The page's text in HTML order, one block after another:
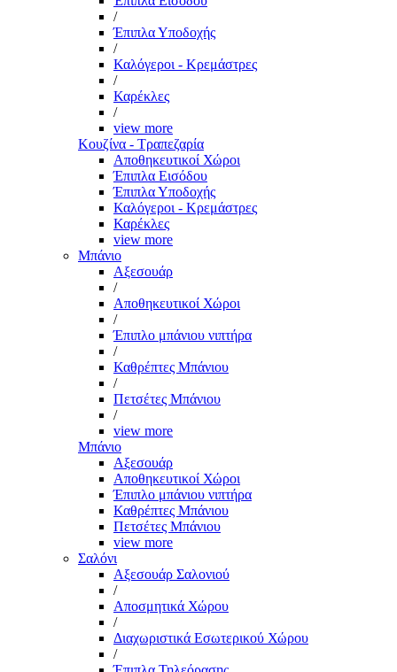
/
Έπιπλα Υποδοχής
/
Καλόγεροι - Κρεμάστρες
/
Καρέκλες
/
view more
Κουζίνα - Τραπεζαρία
Αποθηκευτικοί Χώροι
Έπιπλα Εισόδου
Έπιπλα Υποδοχής
Καλόγεροι - Κρεμάστρες
Καρέκλες
view more
Μπάνιο
Αξεσουάρ
/
Αποθηκευτικοί Χώροι
/
Έπιπλο μπάνιου νιπτήρα
/
Καθρέπτες Μπάνιου
/
Πετσέτες Μπάνιου
/
view more
Μπάνιο
Αξεσουάρ
Αποθηκευτικοί Χώροι
Έπιπλο μπάνιου νιπτήρα
Καθρέπτες Μπάνιου
Πετσέτες Μπάνιου
view more
Σαλόνι
Αξεσουάρ Σαλονιού
/
Αποσμητικά Χώρου
/
Διαχωριστικά Εσωτερικού Χώρου
/